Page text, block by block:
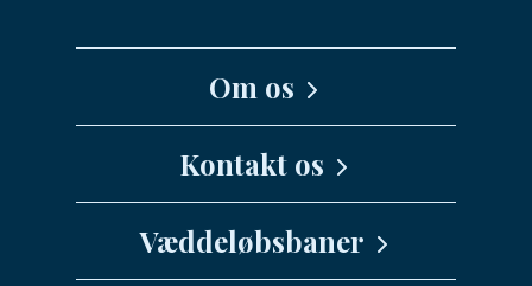
Om os
Kontakt os
info@danskhv.dk
Væddeløbsbaner